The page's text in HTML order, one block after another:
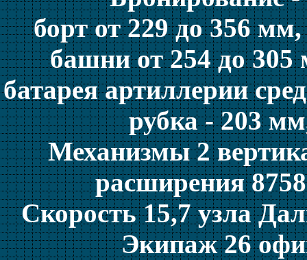
борт от 229 до 356
башни от 254 до
батарея артиллерии
рубка - 203
Механизмы 2
расширения
Скорость 15,7 узла
Экипаж 26